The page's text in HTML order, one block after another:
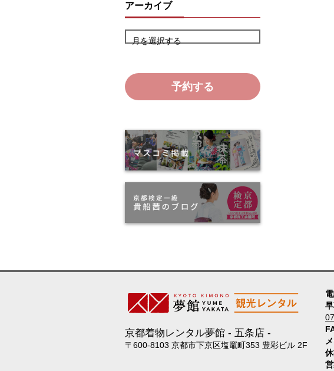
アーカイブ
月を選択する
予約する
京都着物レンタル夢館 五条店
〒600-8103 京都市下京区塩竈町353 豊彩ビル 2F